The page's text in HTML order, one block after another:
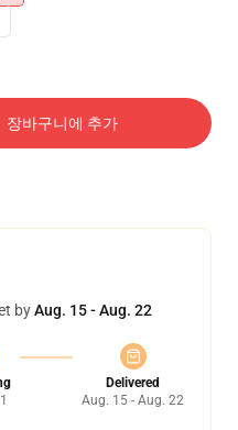
장바구니에 추가
byAug. 15 - Aug. 22
Delivered
Aug. 15 - Aug. 22